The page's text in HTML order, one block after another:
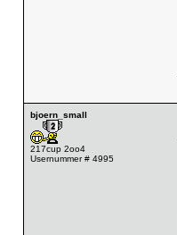
bjoern_small
217cup 2oo4
Usernummer # 4995